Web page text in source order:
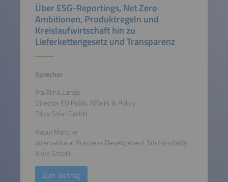
Über ESG-Reportings, Net Zero
Ambitionen, Produktregeln und
Kreislaufwirtschaft hin zu
Lieferkettengesetz und Transparenz
Sprecher
Pia Alina Lange
Director EU Public Affairs & Policy
Trina Solar GmbH
Raoul Mancke
International Business Development Sustainability
Kiwa GmbH
Zum Vortrag